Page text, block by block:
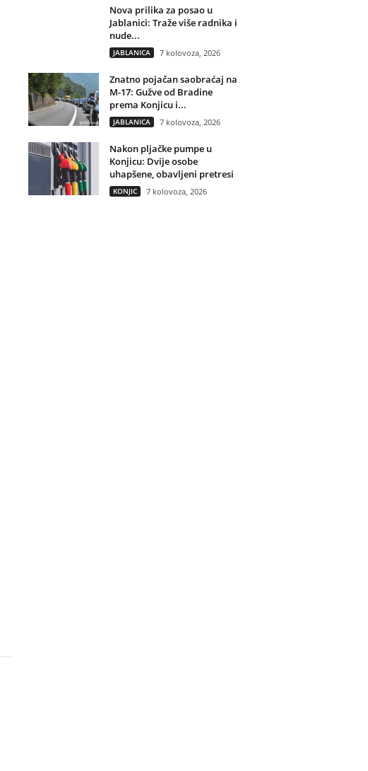
Nova prilika za posao u
Jablanici: Traže više radnika i
nude...
JABLANICA 7 kolovoza, 2026
Znatno pojačan saobraćaj na
M-17: Gužve od Bradine
prema Konjicu i...
JABLANICA 7 kolovoza, 2026
Nakon pljačke pumpe u
Konjicu: Dvije osobe
uhapšene, obavljeni pretresi
KONJIC 7 kolovoza, 2026